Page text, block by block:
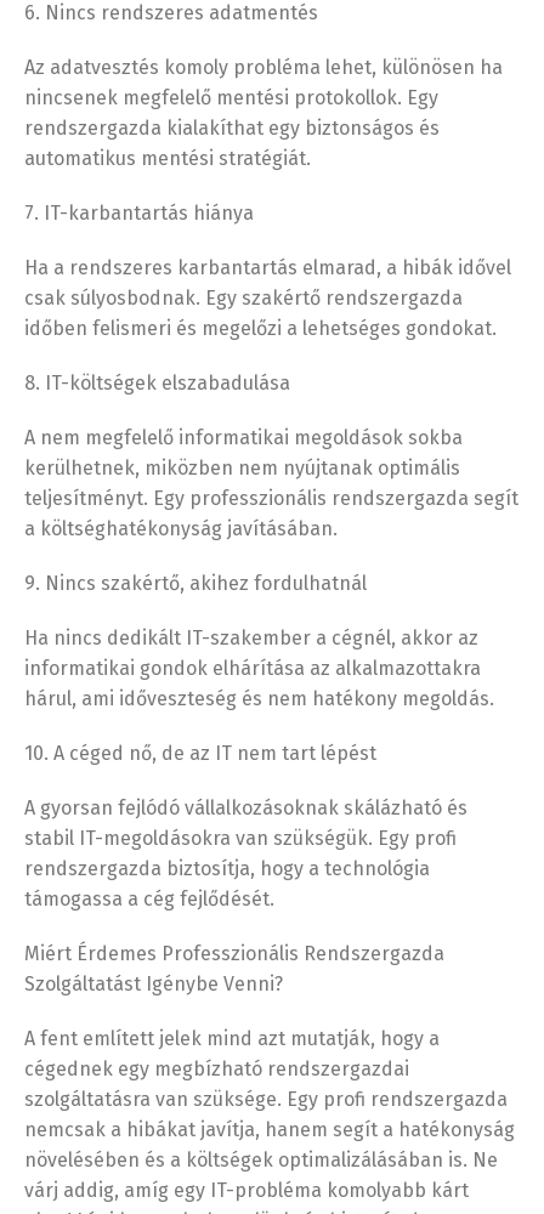
6. Nincs rendszeres adatmentés
Az adatvesztés komoly probléma lehet, különösen ha
nincsenek megfelelő mentési protokollok. Egy
rendszergazda kialakíthat egy biztonságos és
automatikus mentési stratégiát.
7. IT-karbantartás hiánya
Ha a rendszeres karbantartás elmarad, a hibák idővel
csak súlyosbodnak. Egy szakértő rendszergazda
időben felismeri és megelőzi a lehetséges gondokat.
8. IT-költségek elszabadulása
A nem megfelelő informatikai megoldások sokba
kerülhetnek, miközben nem nyújtanak optimális
teljesítményt. Egy professzionális rendszergazda segít
a költséghatékonyság javításában.
9. Nincs szakértő, akihez fordulhatnál
Ha nincs dedikált IT-szakember a cégnél, akkor az
informatikai gondok elhárítása az alkalmazottakra
hárul, ami időveszteség és nem hatékony megoldás.
10. A céged nő, de az IT nem tart lépést
A gyorsan fejlódó vállalkozásoknak skálázható és
stabil IT-megoldásokra van szükségük. Egy profi
rendszergazda biztosítja, hogy a technológia
támogassa a cég fejlődését.
Miért Érdemes Professzionális Rendszergazda
Szolgáltatást Igénybe Venni?
A fent említett jelek mind azt mutatják, hogy a
cégednek egy megbízható rendszergazdai
szolgáltatásra van szüksége. Egy profi rendszergazda
nemcsak a hibákat javítja, hanem segít a hatékonyság
növelésében és a költségek optimalizálásában is. Ne
várj addig, amíg egy IT-probléma komolyabb kárt